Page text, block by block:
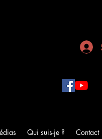
Qui suis-je ? Contact